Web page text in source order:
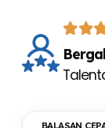
BALASAN